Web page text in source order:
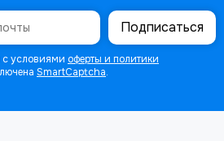
Подписаться
с условиями оферты и политики
SmartCaptcha.